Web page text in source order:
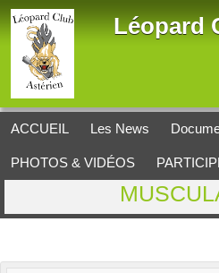
Léopard
ACCUEIL Les News
PHOTOS & VIDÉOS
Panneau de gestion des cookies